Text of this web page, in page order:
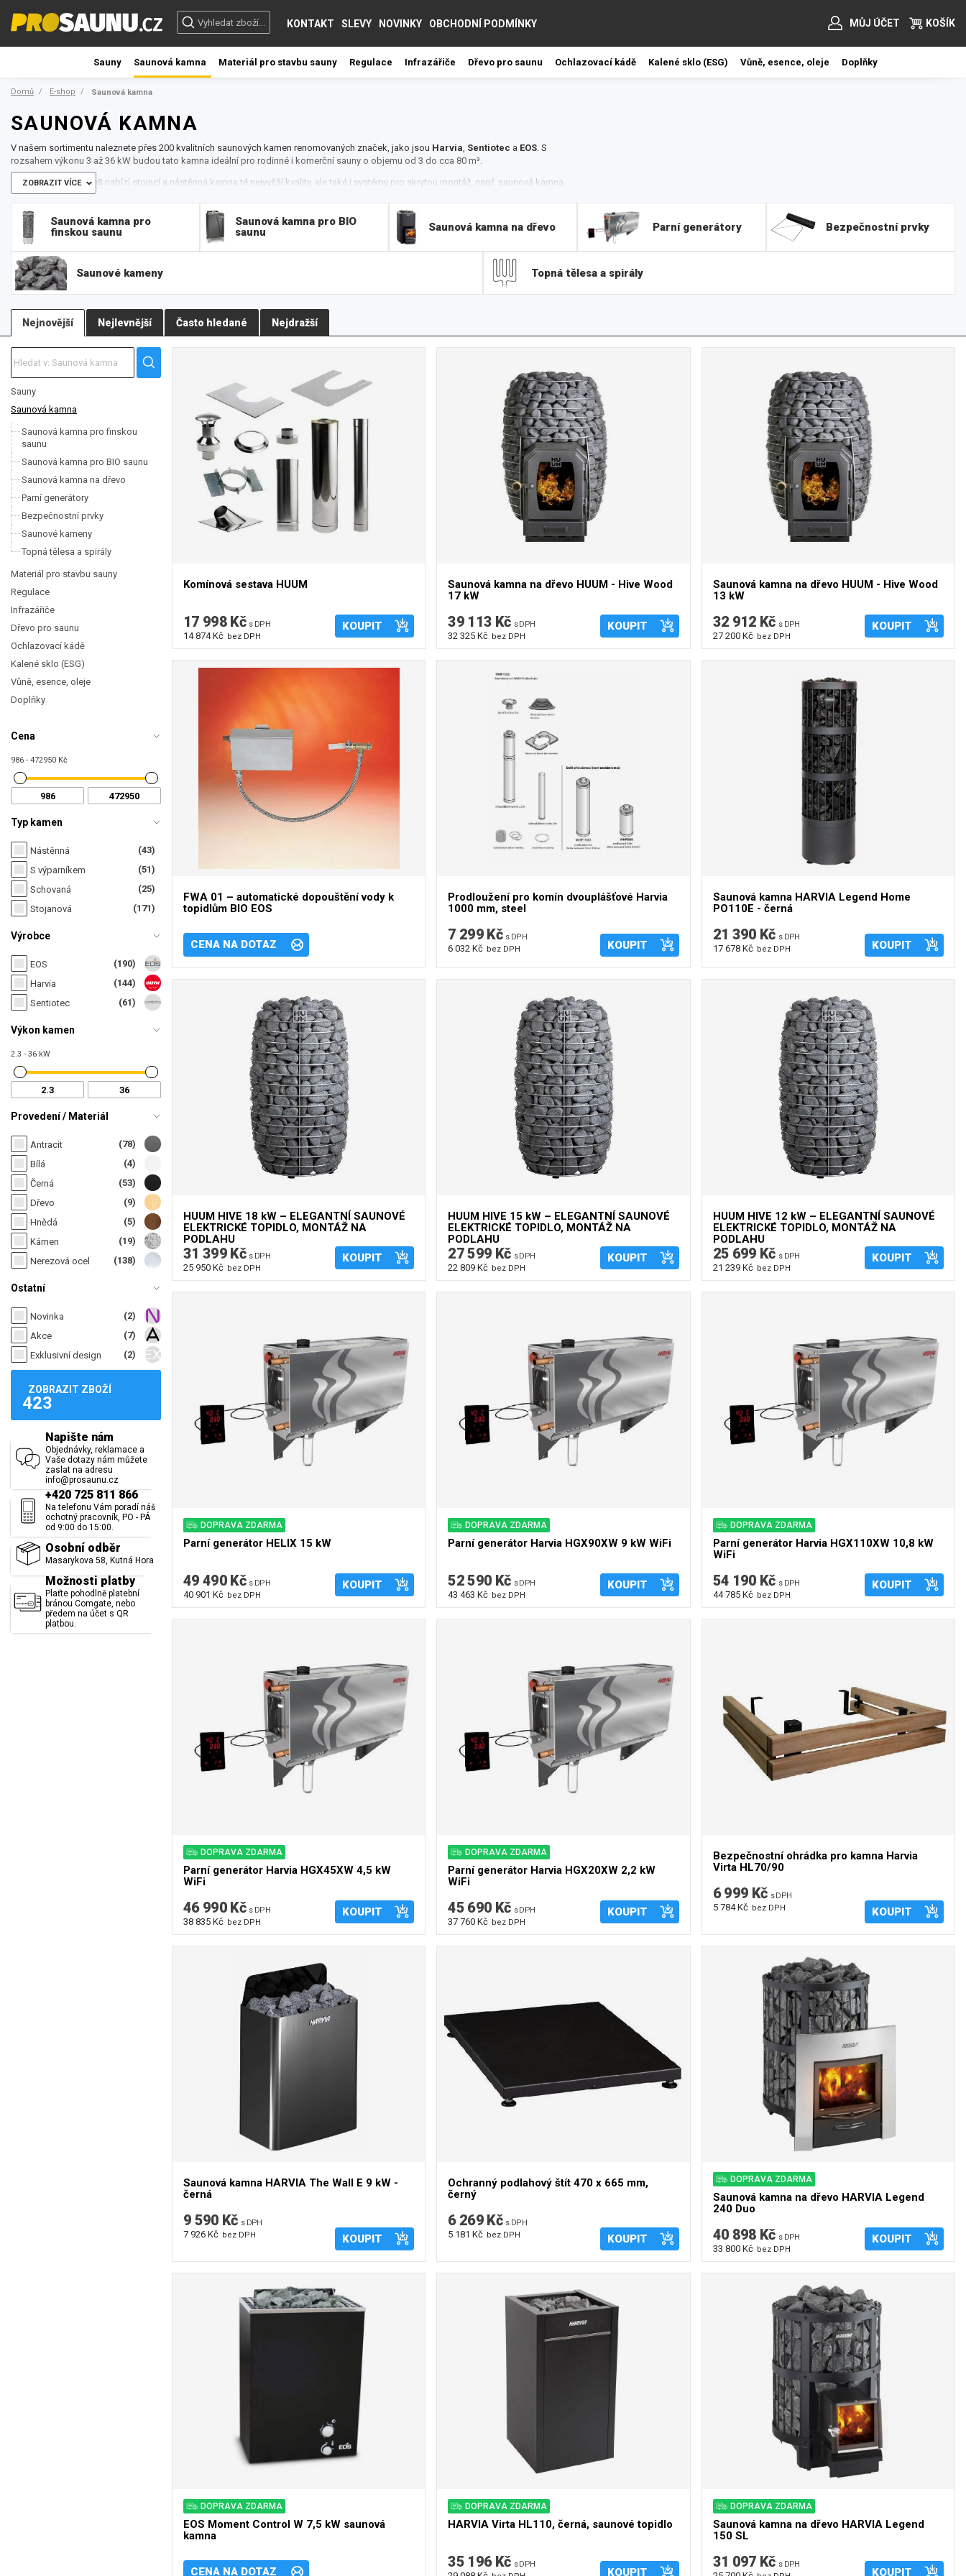
KONTAKT SLEVY NOVINKY OBCHODNÍ PODMÍNKY MŮJ ÚČET KOŠÍK
Sauny Saunová kamna Materiál pro stavbu sauny Regulace Infrazářiče Dřevo pro saunu Ochlazovací kádě Kalené sklo (ESG) Vůně, esence, oleje Doplňky
Domů E-shop Saunová kamna
SAUNOVÁ KAMNA
V našem sortimentu naleznete přes 200 kvalitních saunových kamen renomovaných značek, jako jsou Harvia, Sentiotec a EOS. S
rozsahem výkonu 3 až 36 kW budou tato kamna ideální pro rodinné i komerční sauny o objemu od 3 do cca 80 m³.
Saunová kamna EOS nabízí stojací a nástěnná kamna té nejvyšší kvality, ale také i systémy pro skrytou montáž, např. saunová kamna
pod lavící. Všechny modely saunových kamen se vyznačují kompaktním designem a ponechávají dostatek místa pro kabinové lavice.
U většiny kamen EOS dostanete kameny v ceně.
Většina kamen je ve zpracování antracit / nerezová ocel. EOS nabízí i designové speciality, jako je např. Mühlesauna a nebo kamna
Zeus.
Elektrická saunová kamna Harviavydrží každodenní provoz celé roky. Všechna elektrická kamna Harvia reprezentují tu nejvyšší
technickou a dílenskou kvalitu. Jsou nejen ekonomická v provozu, ale přináší do vaší sauny i skvělý design, takže vaše saunování
bude na výši a bez kompromisů. Elektrická kamna Harvia lze umístit kamkoliv, do exteriéru i interiéru. Výhodou je také jednoduchá
obsluha. Stačí pouze nastavit požadovanou teplotu a dobu, po kterou se má sauna vytápět, a o nic jiného se starat nemusíte. Kamna
teplotu regulují automaticky. Nerušené relaxaci tak nebrání vůbec nic. Po skončení saunování stačí kamna jednoduše vypnout a odejít.
Elektrická saunová kamna Sentiotec
jsou moderní kamna (např. Concept R). Jsou určeny opět pro domácí i komerční sauny.
Pro provoz saunových kamen EOS, Harvia nebo Sentiotec máme v nabídce i řídící jednotky (regulace) určené přímo pro vybraná
kamna / výrobce. Takže při koupi kamen nemusíte nic hledat.
K vybraným kamnům lze rovněž dokoupit bezpečnostní ohrádka.
ZOBRAZIT VÍCE
Saunová kamna pro
finskou saunu
Saunová kamna pro BIO
saunu
Saunová kamna na dřevo Parní generátory Bezpečnostní prvky
Saunové kameny Topná tělesa a spirály
Nejnovější Nejlevnější Často hledané Nejdražší
Sauny
Saunová kamna
Saunová kamna pro finskou
saunu
Saunová kamna pro BIO saunu
Saunová kamna na dřevo
Parní generátory
Bezpečnostní prvky
Saunové kameny
Topná tělesa a spirály
Materiál pro stavbu sauny
Regulace
Infrazářiče
Dřevo pro saunu
Ochlazovací kádě
Kalené sklo (ESG)
Vůně, esence, oleje
Doplňky
Cena
986 - 472950 Kč
Typ kamen
(43)
Nástěnná
(51)
S výparníkem
(25)
Schovaná
(171)
Stojanová
Výrobce
(190)
EOS
(144)
Harvia
(61)
Sentiotec
Výkon kamen
2.3 - 36 kW
Provedení / Materiál
(78)
Antracit
(4)
Bílá
(53)
Černá
(9)
Dřevo
(5)
Hnědá
(19)
Kámen
(138)
Nerezová ocel
Ostatní
(2)
Novinka
(7)
Akce
(2)
Exklusivní design
ZOBRAZIT ZBOŽÍ
423
Napište nám
Objednávky, reklamace a
Vaše dotazy nám můžete
zaslat na adresu
info@prosaunu.cz
+420 725 811 866
Na telefonu Vám poradí náš
ochotný pracovník, PO - PÁ
od 9:00 do 15:00.
Osobní odběr
Masarykova 58, Kutná Hora
Možnosti platby
Plaťte pohodlně platební
bránou Comgate, nebo
předem na účet s QR
platbou.
Komínová sestava HUUM
17 998 Kč s DPH
14 874 Kč bez DPH
KOUPIT
Saunová kamna na dřevo HUUM - Hive Wood
17 kW
39 113 Kč s DPH
32 325 Kč bez DPH
KOUPIT
Saunová kamna na dřevo HUUM - Hive Wood
13 kW
32 912 Kč s DPH
27 200 Kč bez DPH
KOUPIT
FWA 01 – automatické dopouštění vody k
topidlům BIO EOS
CENA NA DOTAZ
Prodloužení pro komín dvouplášťové Harvia
1000 mm, steel
7 299 Kč s DPH
6 032 Kč bez DPH KOUPIT
Saunová kamna HARVIA Legend Home
PO110E - černá
21 390 Kč s DPH
17 678 Kč bez DPH KOUPIT
HUUM HIVE 18 kW – ELEGANTNÍ SAUNOVÉ
ELEKTRICKÉ TOPIDLO, MONTÁŽ NA
PODLAHU
31 399 Kč s DPH
25 950 Kč bez DPH
KOUPIT
HUUM HIVE 15 kW – ELEGANTNÍ SAUNOVÉ
ELEKTRICKÉ TOPIDLO, MONTÁŽ NA
PODLAHU
27 599 Kč s DPH
22 809 Kč bez DPH
KOUPIT
HUUM HIVE 12 kW – ELEGANTNÍ SAUNOVÉ
ELEKTRICKÉ TOPIDLO, MONTÁŽ NA
PODLAHU
25 699 Kč s DPH
21 239 Kč bez DPH
KOUPIT
DOPRAVA ZDARMA
Parní generátor HELIX 15 kW
49 490 Kč s DPH
40 901 Kč bez DPH
KOUPIT
DOPRAVA ZDARMA
Parní generátor Harvia HGX90XW 9 kW WiFi
52 590 Kč s DPH
43 463 Kč bez DPH
KOUPIT
DOPRAVA ZDARMA
Parní generátor Harvia HGX110XW 10,8 kW
WiFi
54 190 Kč s DPH
44 785 Kč bez DPH
KOUPIT
DOPRAVA ZDARMA
Parní generátor Harvia HGX45XW 4,5 kW
WiFi
46 990 Kč s DPH
38 835 Kč bez DPH
KOUPIT
DOPRAVA ZDARMA
Parní generátor Harvia HGX20XW 2,2 kW
WiFi
45 690 Kč s DPH
37 760 Kč bez DPH
KOUPIT
Bezpečnostní ohrádka pro kamna Harvia
Virta HL70/90
6 999 Kč s DPH
5 784 Kč bez DPH KOUPIT
Saunová kamna HARVIA The Wall E 9 kW -
černá
9 590 Kč s DPH
7 926 Kč bez DPH KOUPIT
Ochranný podlahový štít 470 x 665 mm,
černý
6 269 Kč s DPH
5 181 Kč bez DPH KOUPIT
DOPRAVA ZDARMA
Saunová kamna na dřevo HARVIA Legend
240 Duo
40 898 Kč s DPH
33 800 Kč bez DPH
KOUPIT
DOPRAVA ZDARMA
EOS Moment Control W 7,5 kW saunová
kamna
CENA NA DOTAZ
DOPRAVA ZDARMA
HARVIA Virta HL110, černá, saunové topidlo
35 196 Kč s DPH
KOUPIT
DOPRAVA ZDARMA
Saunová kamna na dřevo HARVIA Legend
150 SL
31 097 Kč s DPH
KOUPIT